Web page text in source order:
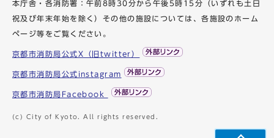
本庁舎・各消防署：午前8時30分から午後5時15分（いずれも土日
祝及び年末年始を除く）その他の施設については、各施設のホーム
ページ等をご覧ください。
京都市消防局公式X（旧twitter）
京都市消防局公式instagram
京都市消防局Facebook
(c) City of Kyoto. All rights reserved.